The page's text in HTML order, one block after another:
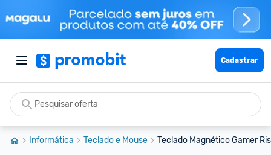
Cadastrar
Informática Teclado e Mouse Teclado Magnético Gamer